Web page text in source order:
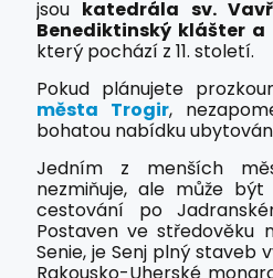
jsou katedrála sv.
Benediktinský klášter a
který pochází z 11. století.
Pokud plánujete
města Trogir,
bohatou nabídku
Jedním z menších
nezmiňuje, ale může
cestování po
Postaven ve středověku
Senie, je Senj plný staveb